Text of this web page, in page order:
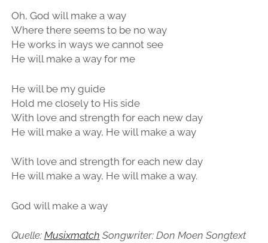
Oh, God will make a way
Where there seems to be no way
He works in ways we cannot see
He will make a way for me
He will be my guide
Hold me closely to His side
With love and strength for each new day
He will make a way, He will make a way
With love and strength for each new day
He will make a way, He will make a way.
God will make a way
Quelle: Musixmatch Songwriter: Don Moen Songtext